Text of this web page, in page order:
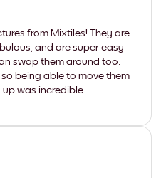
from Mixtiles! They are
and are super easy
swap them around too.
being able to move them
was incredible.